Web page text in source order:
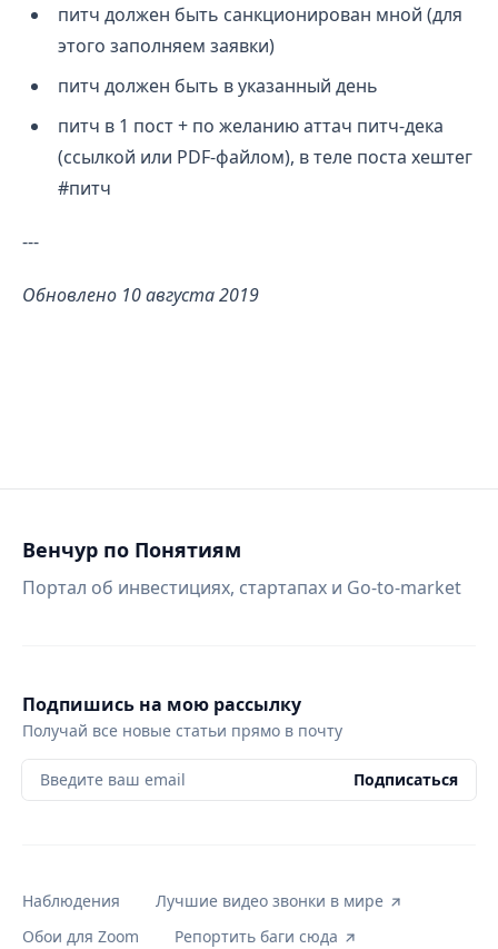
питч должен быть санкционирован мной (для
этого заполняем заявки)
питч должен быть в указанный день
питч в 1 пост + по желанию аттач питч-дека
(ссылкой или PDF-файлом), в теле поста хештег
#питч
---
Обновлено 10 августа 2019
Венчур по Понятиям
Портал об инвестициях, стартапах и Go-to-market
Подпишись на мою рассылку
Получай все новые статьи прямо в почту
Введите ваш email Подписаться
Наблюдения
Лучшие видео звонки в мире
Обои для Zoom
Репортить баги сюда